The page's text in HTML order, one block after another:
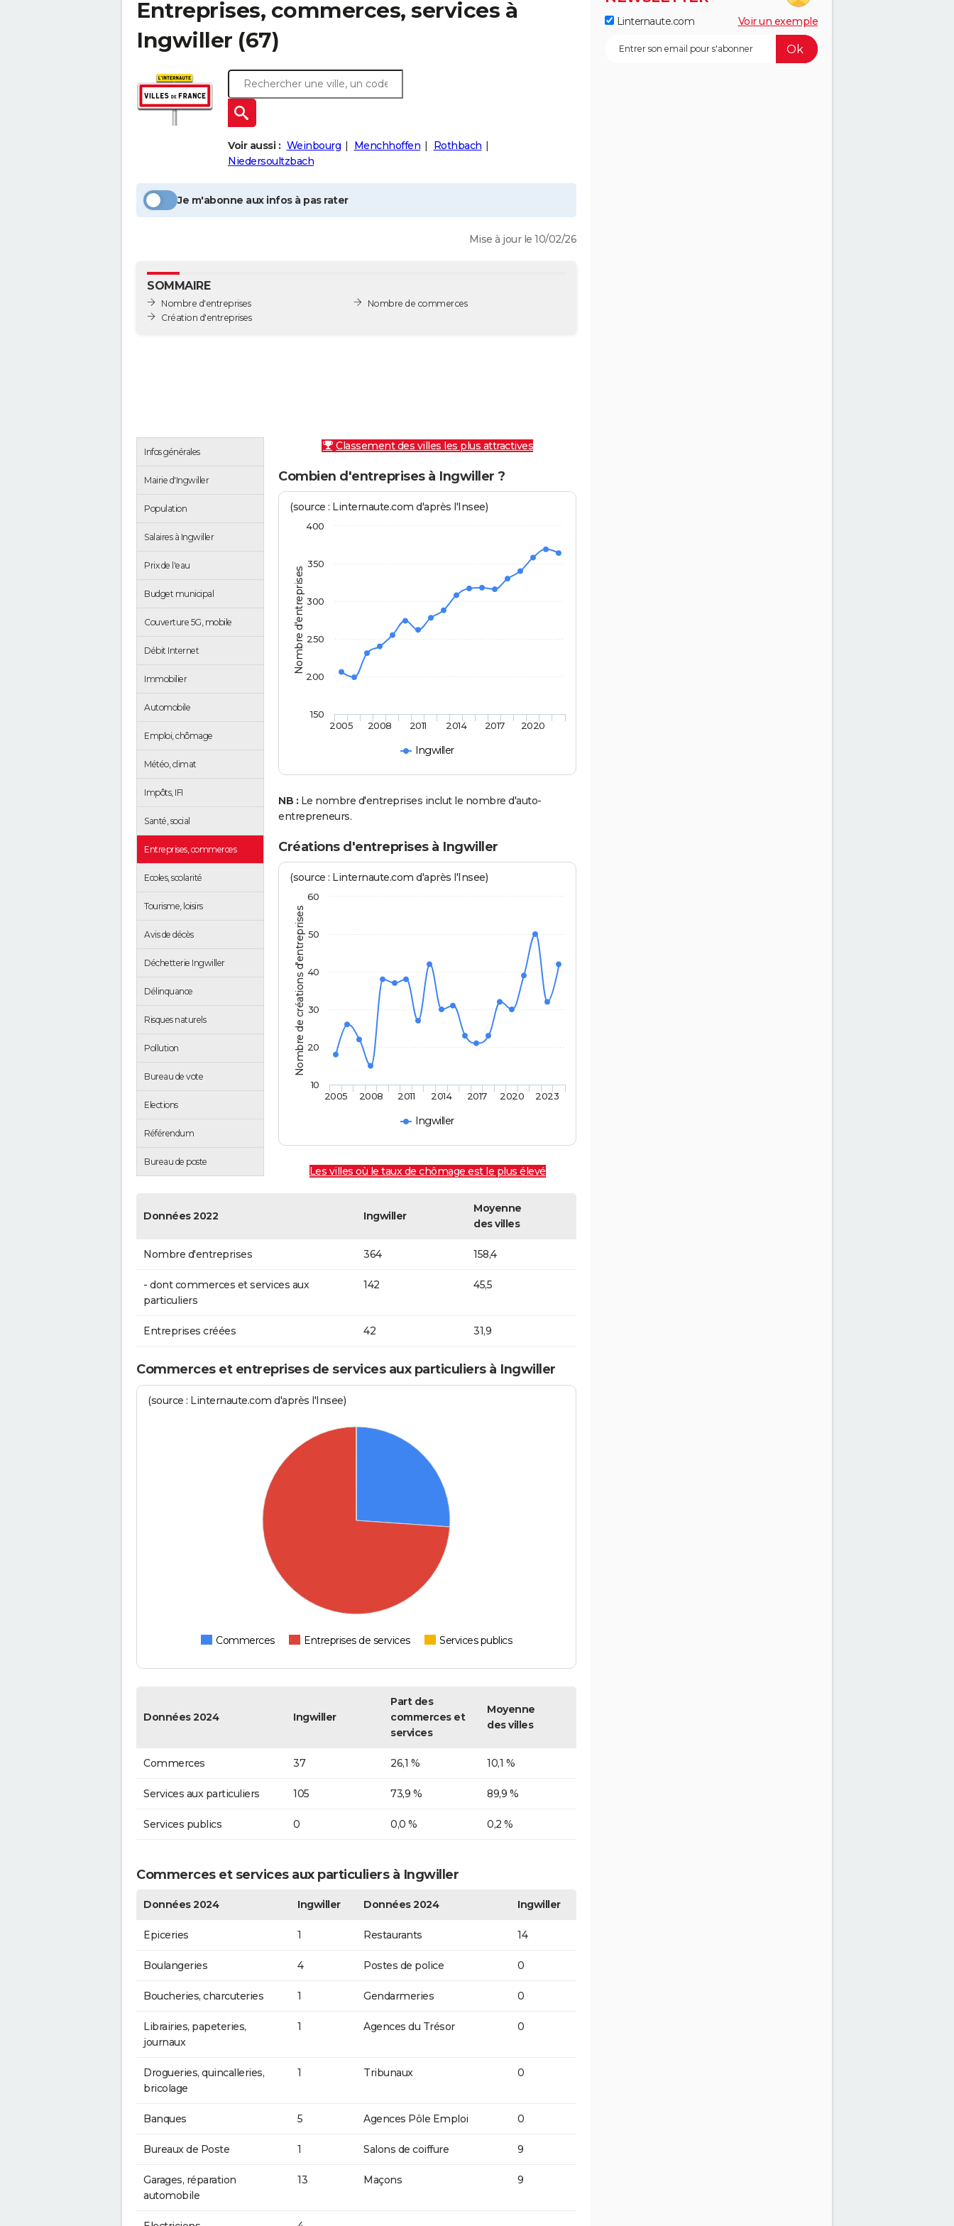
Entreprises, commerces, services à
Ingwiller (67)
Voir aussi : Weinbourg Menchhoffen
Rothbach
Niedersoultzbach
Je m'abonne aux infos à pas rater
Mise à jour le 10/02/26
SOMMAIRE
Nombre d'entreprises
Création d'entreprises
Nombre de commerces
Infos générales
Mairie d'Ingwiller
Population
Salaires à Ingwiller
Prix de l'eau
Budget municipal
Couverture 5G, mobile
Débit Internet
Immobilier
Automobile
Emploi, chômage
Météo, climat
Impôts, IFI
Santé, social
Entreprises, commerces
Ecoles, scolarité
Tourisme, loisirs
Avis de décès
Déchetterie Ingwiller
Délinquance
Risques naturels
Pollution
Bureau de vote
Elections
Référendum
Bureau de poste
Classement des villes les plus attractives
Combien d'entreprises à Ingwiller ?
Nombre d'entreprises
(source : Linternaute.com d'après l'Insee)
Ingwiller
2005 2008 2011 2014 2017 2020
150
200
250
300
350
400
NB : Le nombre d'entreprises inclut le nombre d'auto-
entrepreneurs.
Créations d'entreprises à Ingwiller
Nombre de créations d'entreprises
(source : Linternaute.com d'après l'Insee)
Ingwiller
2005 2008 2011 2014 2017 2020 2023
10
20
30
40
50
60
Les villes où le taux de chômage est le plus élevé
Données 2022 Ingwiller
Moyenne
des villes
Nombre d'entreprises 364 158,4
- dont commerces et services aux
particuliers
142 45,5
Entreprises créées 42 31,9
Commerces et entreprises de services aux particuliers à Ingwiller
(source : Linternaute.com d'après l'Insee)
Commerces Entreprises de services Services publics
Données 2024 Ingwiller
Part des
commerces et
services
Moyenne
des villes
Commerces 37 26,1 % 10,1 %
Services aux particuliers 105 73,9 % 89,9 %
Services publics 0 0,0 % 0,2 %
Commerces et services aux particuliers à Ingwiller
Données 2024 Ingwiller Données 2024 Ingwiller
Epiceries 1 Restaurants 14
Boulangeries 4 Postes de police 0
Boucheries, charcuteries 1 Gendarmeries 0
Librairies, papeteries,
journaux
1 Agences du Trésor 0
Drogueries, quincalleries,
bricolage
1 Tribunaux 0
Banques 5 Agences Pôle Emploi 0
Bureaux de Poste 1 Salons de coiffure 9
Garages, réparation
automobile
13 Maçons 9
Linternaute.com Voir un exemple